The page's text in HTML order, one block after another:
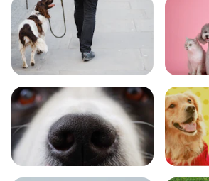
おでかけ 図鑑
エンタメ クイズ